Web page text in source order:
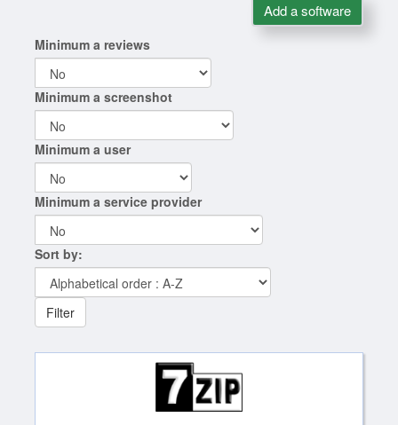
Add a software
Minimum a reviews
Minimum a screenshot
Minimum a user
Minimum a service provider
Sort by:
Filter